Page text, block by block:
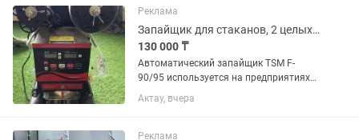
управлять с помощью пульта.
Реклама
Запайщик для стаканов, 2 целых рулона и еще 1 каждый на 1000 стаканчиков
130 000 ₸
Автоматический запайщик TSM F-
90/95 используется на предприятиях
пищевой промышленности,
общественного питания и торговли
термосвариваемой пленкой круглых
Актау, вчера
Реклама